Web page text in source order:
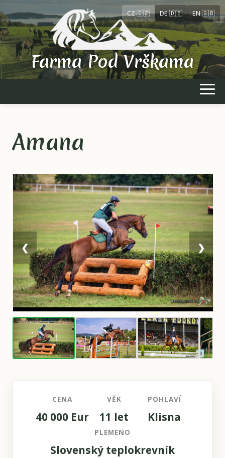
Farma Pod Vrškama
CZ 🇨🇿 DE 🇩🇪 EN 🇬🇧
Amana
❮ ❯
CENA
40 000 Eur
VĚK
11 let
POHLAVÍ
Klisna
PLEMENO
Slovenský teplokrevník